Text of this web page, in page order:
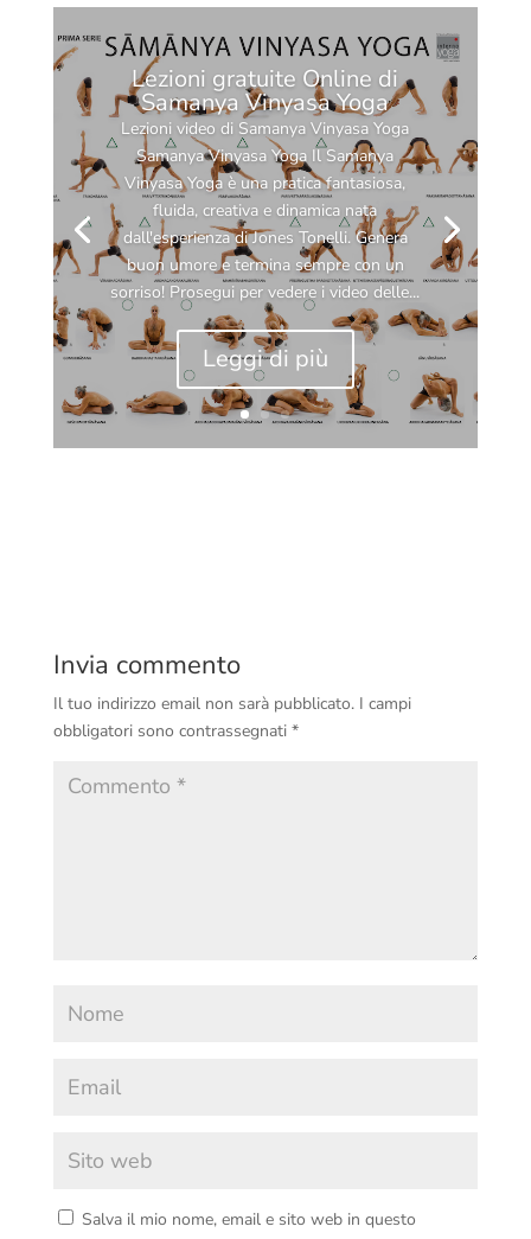
Lezioni gratuite Online di
Samanya Vinyasa Yoga
Lezioni video di Samanya Vinyasa Yoga
Samanya Vinyasa Yoga Il Samanya
Vinyasa Yoga è una pratica fantasiosa,
fluida, creativa e dinamica nata
dall'esperienza di Jones Tonelli. Genera
buon umore e termina sempre con un
sorriso! Prosegui per vedere i video delle...
Leggi di più
Invia commento
Il tuo indirizzo email non sarà pubblicato. I campi
obbligatori sono contrassegnati *
Salva il mio nome, email e sito web in questo